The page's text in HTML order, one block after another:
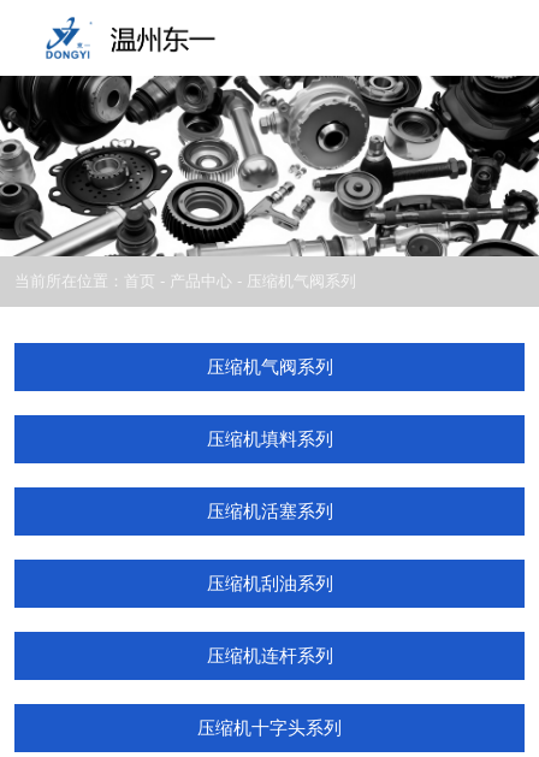
当前所在位置：首页 - 产品中心 - 压缩机气阀系列
压缩机气阀系列
压缩机填料系列
压缩机活塞系列
压缩机刮油系列
压缩机连杆系列
压缩机十字头系列